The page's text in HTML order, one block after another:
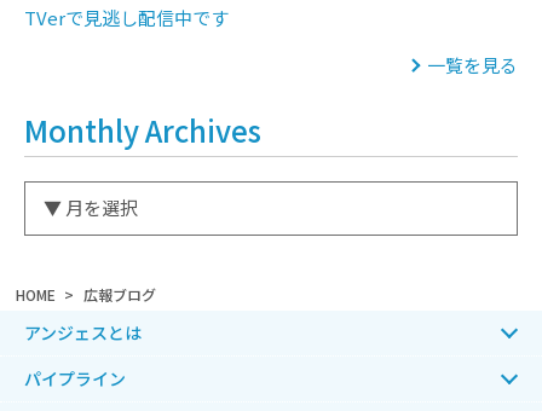
HOME 広報ブログ
TVerで見逃し配信中です
一覧を見る
Monthly Archives
アンジェスとは
パイプライン